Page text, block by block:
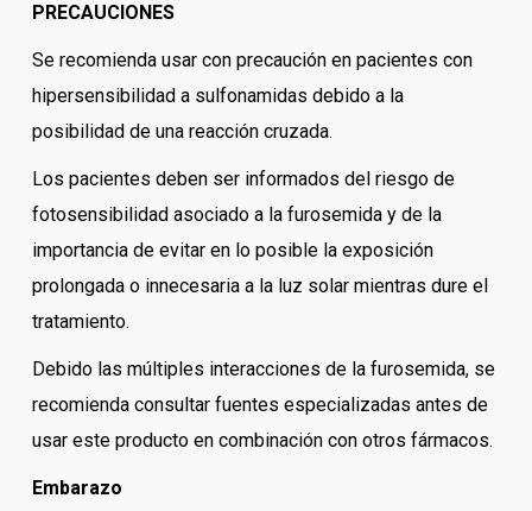
PRECAUCIONES
Se recomienda usar con precaución en pacientes con
hipersensibilidad a sulfonamidas debido a la
posibilidad de una reacción cruzada.
Los pacientes deben ser informados del riesgo de
fotosensibilidad asociado a la furosemida y de la
importancia de evitar en lo posible la exposición
prolongada o innecesaria a la luz solar mientras dure el
tratamiento.
Debido las múltiples interacciones de la furosemida, se
recomienda consultar fuentes especializadas antes de
usar este producto en combinación con otros fármacos.
Embarazo